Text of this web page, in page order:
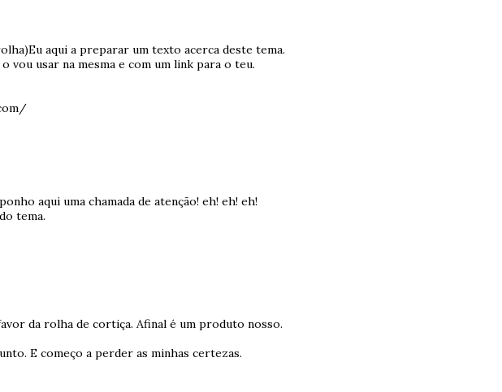
aqui a preparar um texto acerca deste tema.
vou usar na mesma e com um link para o teu.
aqui uma chamada de atenção! eh! eh! eh!
tema.
da rolha de cortiça. Afinal é um produto nosso.
E começo a perder as minhas certezas.